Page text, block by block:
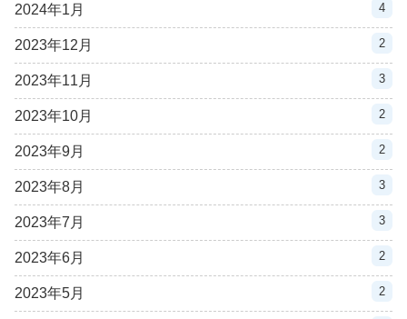
2024年1月 4
2023年12月 2
2023年11月 3
2023年10月 2
2023年9月 2
2023年8月 3
2023年7月 3
2023年6月 2
2023年5月 2